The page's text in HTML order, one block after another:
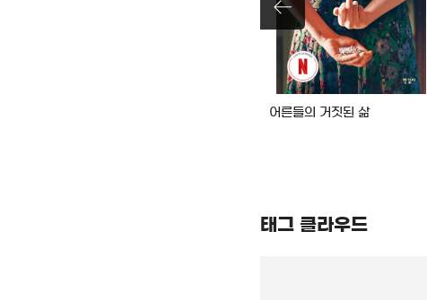
어른들의 거짓된 삶
태그 클라우드